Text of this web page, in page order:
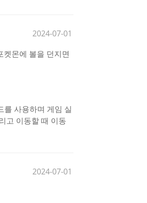
2024-07-01
켓몬에 볼을 던지면
를 사용하며 게임 실
고 이동할 때 이동
2024-07-01